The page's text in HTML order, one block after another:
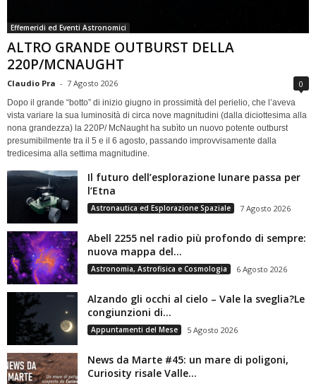
Effemeridi ed Eventi Astronomici
ALTRO GRANDE OUTBURST DELLA
220P/MCNAUGHT
Claudio Pra - 7 Agosto 2026 0
Dopo il grande “botto” di inizio giugno in prossimità del perielio, che l’aveva
vista variare la sua luminosità di circa nove magnitudini (dalla diciottesima alla
nona grandezza) la 220P/ McNaught ha subìto un nuovo potente outburst
presumibilmente tra il 5 e il 6 agosto, passando improvvisamente dalla
tredicesima alla settima magnitudine.
Il futuro dell’esplorazione lunare passa per
l’Etna
Astronautica ed Esplorazione Spaziale 7 Agosto 2026
Abell 2255 nel radio più profondo di sempre:
nuova mappa del...
Astronomia, Astrofisica e Cosmologia 6 Agosto 2026
Alzando gli occhi al cielo – Vale la sveglia?Le
congiunzioni di...
Appuntamenti del Mese 5 Agosto 2026
News da Marte #45: un mare di poligoni,
Curiosity risale Valle...